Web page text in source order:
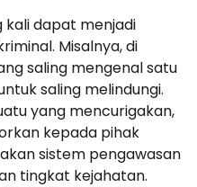
kali dapat menjadi
Misalnya, di
saling mengenal satu
saling melindungi.
yang mencurigakan,
kepada pihak
sistem pengawasan
tingkat kejahatan.